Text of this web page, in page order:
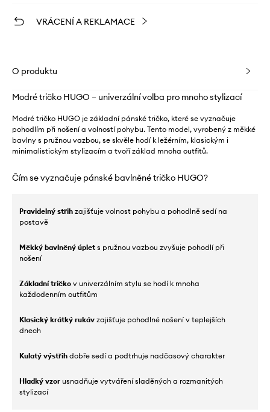
VRÁCENÍ A REKLAMACE
O produktu
Modré tričko HUGO – univerzální volba pro mnoho stylizací
Modré tričko HUGO je základní pánské tričko, které se vyznačuje
pohodlím při nošení a volností pohybu. Tento model, vyrobený z měkké
bavlny s pružnou vazbou, se skvěle hodí k ležérním, klasickým i
minimalistickým stylizacím a tvoří základ mnoha outfitů.
Čím se vyznačuje pánské bavlněné tričko HUGO?
Pravidelný střih zajišťuje volnost pohybu a pohodlně sedí na
postavě
Měkký bavlněný úplet s pružnou vazbou zvyšuje pohodlí při
nošení
Základní tričko v univerzálním stylu se hodí k mnoha
každodenním outfitům
Klasický krátký rukáv zajišťuje pohodlné nošení v teplejších
dnech
Kulatý výstřih dobře sedí a podtrhuje nadčasový charakter
Hladký vzor usnadňuje vytváření sladěných a rozmanitých
stylizací